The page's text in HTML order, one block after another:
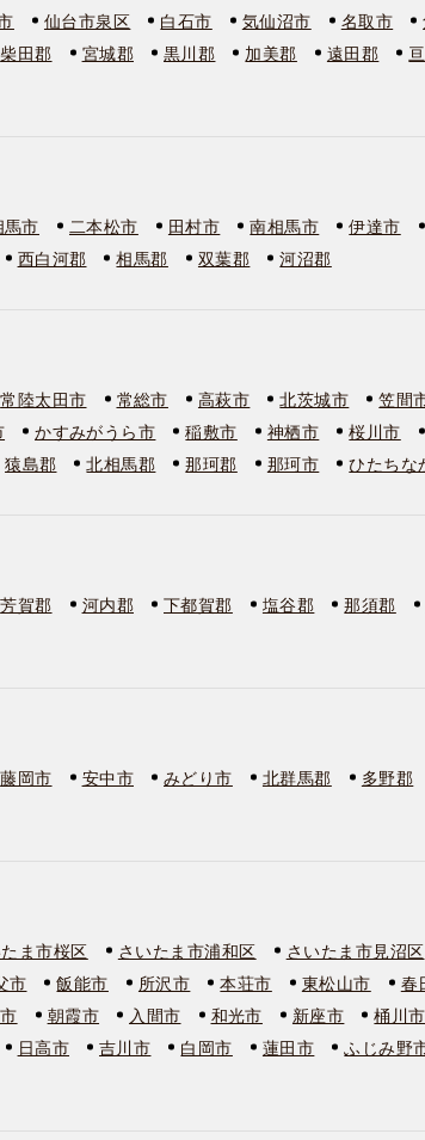
仙台市泉区 白石市 気仙沼市 名取市
柴田郡 宮城郡 黒川郡 加美郡 遠田郡
馬市 二本松市 田村市 南相馬市 伊達市
西白河郡 相馬郡 双葉郡 河沼郡
常陸太田市 常総市 高萩市 北茨城市 笠間
かすみがうら市 稲敷市 神栖市 桜川市
猿島郡 北相馬郡 那珂郡 那珂市 ひたちな
芳賀郡 河内郡 下都賀郡 塩谷郡 那須郡
藤岡市 安中市 みどり市 北群馬郡 多野郡
ま市桜区 さいたま市浦和区 さいたま市見沼区
市 飯能市 所沢市 本荘市 東松山市 春
朝霞市 入間市 和光市 新座市 桶川市
日高市 吉川市 白岡市 蓮田市 ふじみ野